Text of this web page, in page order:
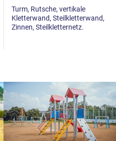
Turm, Rutsche, vertikale
Kletterwand, Steilkletterwand,
Zinnen, Steilkletternetz.